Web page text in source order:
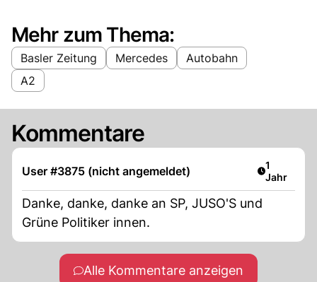
Mehr zum Thema:
Basler Zeitung Mercedes
Autobahn
A2
Kommentare
User #3875 (nicht angemeldet) Artikel
1
Jahr
Danke, danke, danke an SP, JUSO'S und
Grüne Politiker innen.
Alle Kommentare anzeigen